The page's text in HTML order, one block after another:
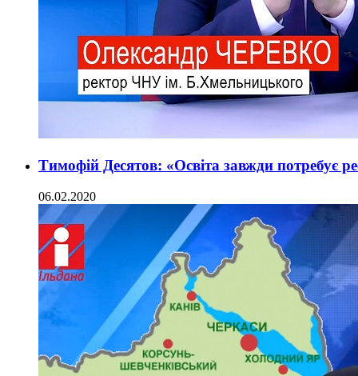
Тимофій Десятов: «Освіта завжди потребує
06.02.2020